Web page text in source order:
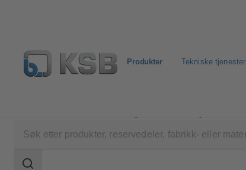
Produkter Tekniske tjenester